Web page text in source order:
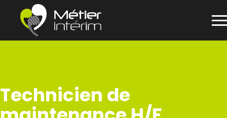
Technicien de
Panneau de gestion des cookies